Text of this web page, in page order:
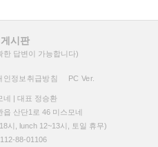
시판
한 답변이 가능합니다)
인정보취급방침 PC Ver.
네 | 대표 정승환
산단1로 46 미스모네
시, lunch 12~13시, 토일 휴무)
88-01106